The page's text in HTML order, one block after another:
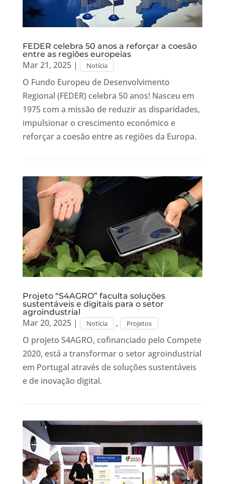
FEDER celebra 50 anos a reforçar a coesão
entre as regiões europeias
Mar 21, 2025| Notícia
O Fundo Europeu de Desenvolvimento
Regional (FEDER) celebra 50 anos! Nasceu em
1975 com a missão de reduzir as disparidades,
impulsionar o crescimento económico e
reforçar a coesão entre as regiões da Europa.
Projeto “S4AGRO” faculta soluções
sustentáveis e digitais para o setor
agroindustrial
Mar 20, 2025| Notícia , Projetos
O projeto S4AGRO, cofinanciado pelo Compete
2020, está a transformar o setor agroindustrial
em Portugal através de soluções sustentáveis
e de inovação digital.